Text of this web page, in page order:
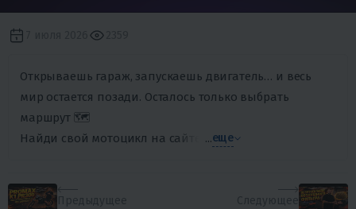
Открываешь гараж, запускаешь двигатель… и весь
мир остается позади. Осталось только выбрать
маршрут 🗺️
Найди свой мотоцикл на сайте по ссылке в описании
...еще
Предыдущее Следующее